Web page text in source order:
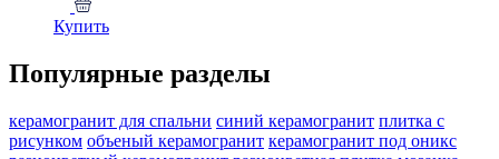
Купить
Популярные разделы
керамогранит для спальни синий керамогранит плитка с
рисунком объеный керамогранит керамогранит под оникс